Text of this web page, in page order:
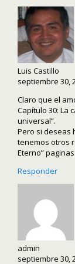
Luis Castillo
septiembre 30,
Claro que el
Capítulo 30: La
universal”.
Pero si deseas
tenemos otros
Eterno”
Responder
admin
septiembre 30,